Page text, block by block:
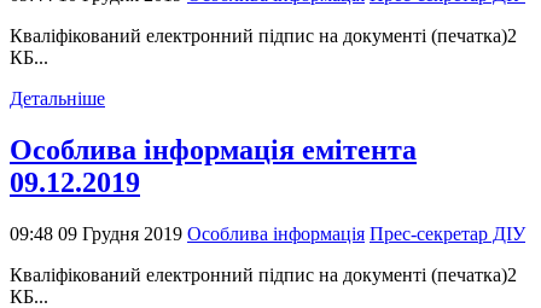
Кваліфікований електронний підпис на документі (печатка)2
КБ...
Детальніше
Особлива інформація емітента
09.12.2019
09:48 09 Грудня 2019 Особлива інформація Прес-секретар ДІУ
Кваліфікований електронний підпис на документі (печатка)2
КБ...